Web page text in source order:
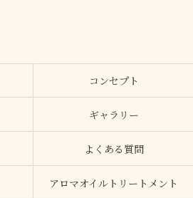
コンセプト
ギャラリー
よくある質問
アロマオイルトリートメント